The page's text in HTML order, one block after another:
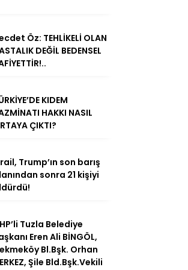
Öz: TEHLİKELİ OLAN
DEĞİL BEDENSEL
KIDEM
HAKKI NASIL
ÇIKTI?
Trump’ın son barış
sonra 21 kişiyi
Tuzla Belediye
Eren Ali BİNGÖL,
Bl.Bşk. Orhan
Şile Bld.Bşk.Vekili